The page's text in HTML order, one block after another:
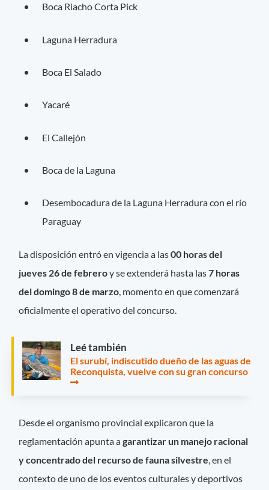
Boca Riacho Corta Pick
Laguna Herradura
Boca El Salado
Yacaré
El Callejón
Boca de la Laguna
Desembocadura de la Laguna Herradura con el río
Paraguay
La disposición entró en vigencia a las00 horas del
jueves 26 de febreroy se extenderá hasta las7 horas
del domingo 8 de marzo, momento en que comenzará
oficialmente el operativo del concurso.
Leé también
El surubí, indiscutido dueño de las aguas de
Reconquista, vuelve con su gran concurso
Desde el organismo provincial explicaron que la
reglamentación apunta agarantizar un manejo racional
y concentrado del recurso de fauna silvestre , en el
contexto de uno de los eventos culturales y deportivos